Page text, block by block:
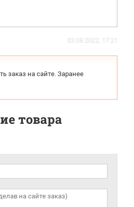
03.08.2022, 17:21
заказ на сайте. Заранее
товара